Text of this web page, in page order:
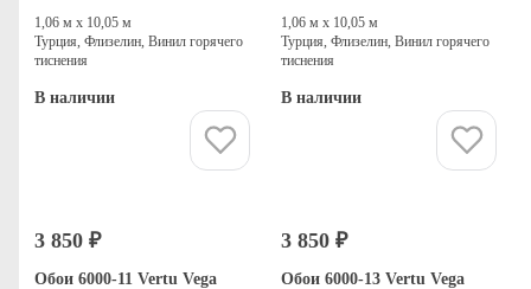
1,06 м х 10,05 м
Турция, Флизелин, Винил горячего
тиснения
В наличии
1,06 м х 10,05 м
Турция, Флизелин, Винил горячего
тиснения
В наличии
3 850 ₽
Обои 6000-11 Vertu Vega
3 850 ₽
Обои 6000-13 Vertu Vega